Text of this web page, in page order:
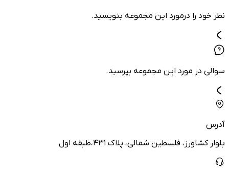
نظر خود را درمورد این مجموعه بنویسید.
سوالی در مورد این مجموعه بپرسید.
آدرس
بلوار کشاورز، فلسطین شمالی، پلاک ۴۳۱،طبقه اول